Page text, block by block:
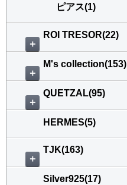
ピアス(1)
＋
ROI TRESOR(22)
＋
M's collection(153)
＋
QUETZAL(95)
HERMES(5)
＋
TJK(163)
Silver925(17)